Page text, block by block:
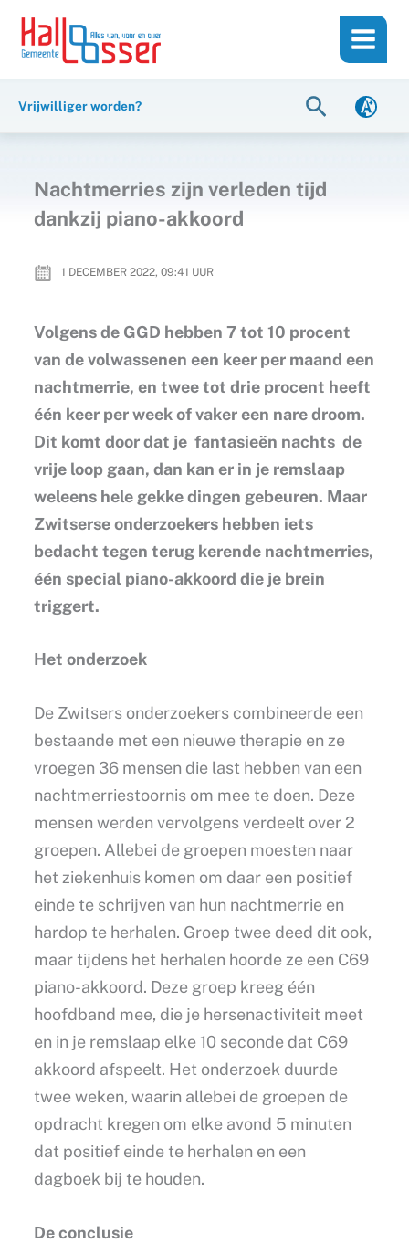
inhoud
naar
Vrijwilliger worden? Zoeken
Nachtmerries zijn verleden tijd
dankzij piano-akkoord
1 DECEMBER 2022, 09:41 UUR
Volgens de GGD hebben 7 tot 10 procent
van de volwassenen een keer per maand een
nachtmerrie, en twee tot drie procent heeft
één keer per week of vaker een nare droom.
Dit komt door dat je fantasieën nachts de
vrije loop gaan, dan kan er in je remslaap
weleens hele gekke dingen gebeuren. Maar
Zwitserse onderzoekers hebben iets
bedacht tegen terug kerende nachtmerries,
één special piano-akkoord die je brein
triggert.
Het onderzoek
De Zwitsers onderzoekers combineerde een
bestaande met een nieuwe therapie en ze
vroegen 36 mensen die last hebben van een
nachtmerriestoornis om mee te doen. Deze
mensen werden vervolgens verdeelt over 2
groepen. Allebei de groepen moesten naar
het ziekenhuis komen om daar een positief
einde te schrijven van hun nachtmerrie en
hardop te herhalen. Groep twee deed dit ook,
maar tijdens het herhalen hoorde ze een C69
piano-akkoord. Deze groep kreeg één
hoofdband mee, die je hersenactiviteit meet
en in je remslaap elke 10 seconde dat C69
akkoord afspeelt. Het onderzoek duurde
twee weken, waarin allebei de groepen de
opdracht kregen om elke avond 5 minuten
dat positief einde te herhalen en een
dagboek bij te houden.
De conclusie